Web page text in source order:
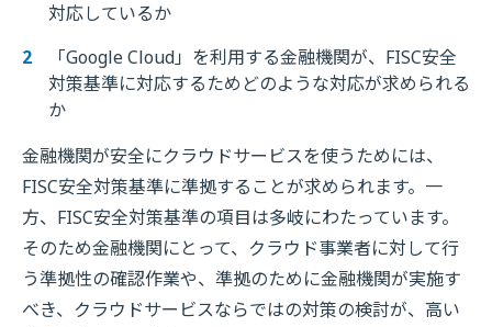
対応しているか
「Google Cloud」を利用する金融機関が、FISC安全
対策基準に対応するためどのような対応が求められる
か
金融機関が安全にクラウドサービスを使うためには、
FISC安全対策基準に準拠することが求められます。一
方、FISC安全対策基準の項目は多岐にわたっています。
そのため金融機関にとって、クラウド事業者に対して行
う準拠性の確認作業や、準拠のために金融機関が実施す
べき、クラウドサービスならではの対策の検討が、高い